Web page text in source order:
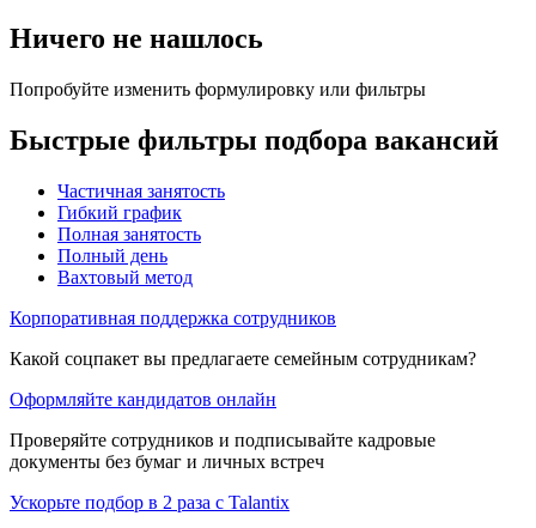
Ничего не нашлось
Попробуйте изменить формулировку или фильтры
Быстрые фильтры подбора вакансий
Частичная занятость
Гибкий график
Полная занятость
Полный день
Вахтовый метод
Корпоративная поддержка сотрудников
Какой соцпакет вы предлагаете семейным сотрудникам?
Оформляйте кандидатов онлайн
Проверяйте сотрудников и подписывайте кадровые
документы без бумаг и личных встреч
Ускорьте подбор в 2 раза с Talantix